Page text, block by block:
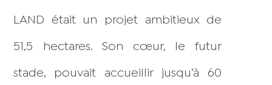
LAND était un projet ambitieux de
51,5 hectares. Son cœur, le futur
stade, pouvait accueillir jusqu’à 60